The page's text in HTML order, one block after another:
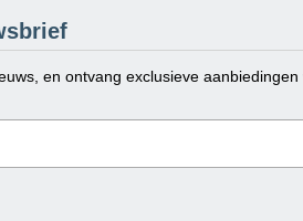
en ontvang exclusieve aanbiedingen